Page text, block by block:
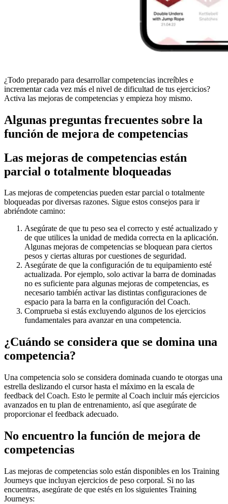
¿Todo preparado para desarrollar competencias increíbles e
incrementar cada vez más el nivel de dificultad de tus ejercicios?
Activa las mejoras de competencias y empieza hoy mismo.
Algunas preguntas frecuentes sobre la
función de mejora de competencias
Las mejoras de competencias están
parcial o totalmente bloqueadas
Las mejoras de competencias pueden estar parcial o totalmente
bloqueadas por diversas razones. Sigue estos consejos para ir
abriéndote camino:
Asegúrate de que tu peso sea el correcto y esté actualizado y
de que utilices la unidad de medida correcta en la aplicación.
Algunas mejoras de competencias se bloquean para ciertos
pesos y ciertas alturas por cuestiones de seguridad.
Asegúrate de que la configuración de tu equipamiento esté
actualizada. Por ejemplo, solo activar la barra de dominadas
no es suficiente para algunas mejoras de competencias, es
necesario también activar las distintas configuraciones de
espacio para la barra en la configuración del Coach.
Comprueba si estás excluyendo algunos de los ejercicios
fundamentales para avanzar en una competencia.
¿Cuándo se considera que se domina una
competencia?
Una competencia solo se considera dominada cuando te otorgas una
estrella deslizando el cursor hasta el máximo en la escala de
feedback del Coach. Esto le permite al Coach incluir más ejercicios
avanzados en tu plan de entrenamiento, así que asegúrate de
proporcionar el feedback adecuado.
No encuentro la función de mejora de
competencias
Las mejoras de competencias solo están disponibles en los Training
Journeys que incluyan ejercicios de peso corporal. Si no las
encuentras, asegúrate de que estés en los siguientes Training
Journeys: